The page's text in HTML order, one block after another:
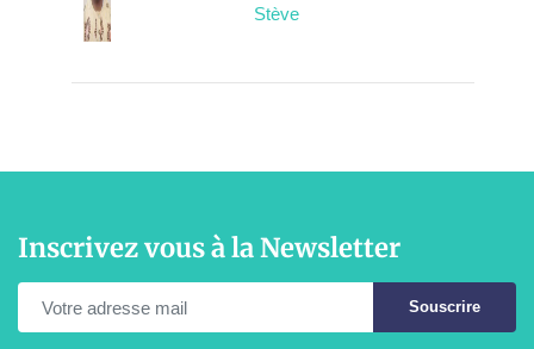
Stève
Inscrivez vous à la Newsletter
Souscrire